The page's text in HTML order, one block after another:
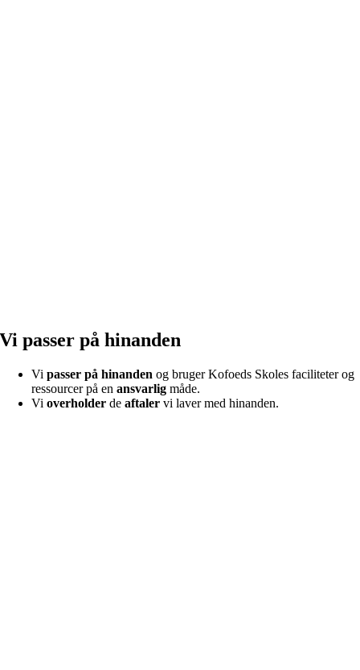
Vi passer på hinanden
Vipasser på hinanden og bruger Kofoeds Skoles faciliteter og
ressourcer på enansvarlig måde.
Vioverholder deaftaler vi laver med hinanden.